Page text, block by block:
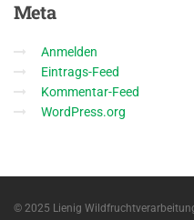
Meta
Anmelden
Eintrags-Feed
Kommentar-Feed
WordPress.org
© 2025 Lienig